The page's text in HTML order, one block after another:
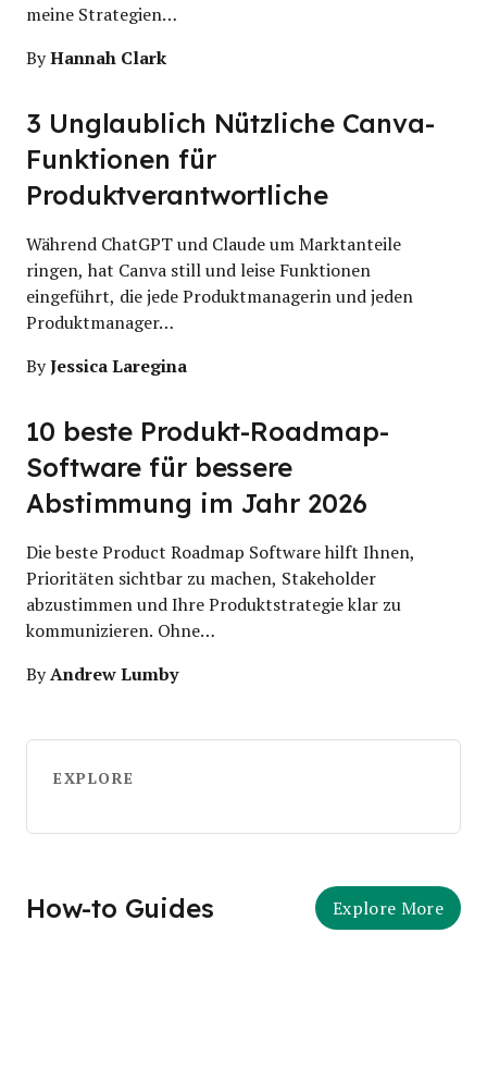
meine Strategien…
ByHannah Clark
3 Unglaublich Nützliche Canva-
Funktionen für
Produktverantwortliche
Während ChatGPT und Claude um Marktanteile
ringen, hat Canva still und leise Funktionen
eingeführt, die jede Produktmanagerin und jeden
Produktmanager…
ByJessica Laregina
10 beste Produkt-Roadmap-
Software für bessere
Abstimmung im Jahr 2026
Die beste Product Roadmap Software hilft Ihnen,
Prioritäten sichtbar zu machen, Stakeholder
abzustimmen und Ihre Produktstrategie klar zu
kommunizieren. Ohne…
ByAndrew Lumby
EXPLORE
How-to Guides Explore More